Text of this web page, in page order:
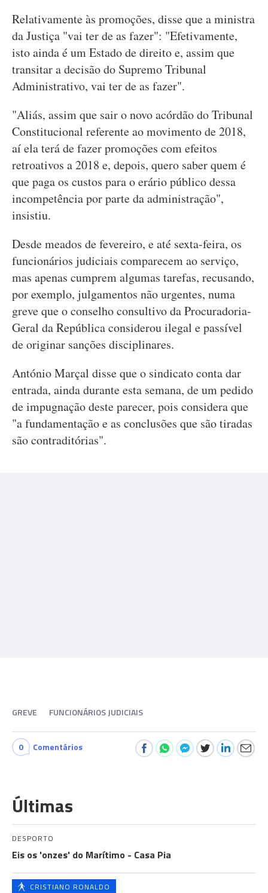
Relativamente às promoções, disse que a ministra
da Justiça "vai ter de as fazer": "Efetivamente,
isto ainda é um Estado de direito e, assim que
transitar a decisão do Supremo Tribunal
Administrativo, vai ter de as fazer".
"Aliás, assim que sair o novo acórdão do Tribunal
Constitucional referente ao movimento de 2018,
aí ela terá de fazer promoções com efeitos
retroativos a 2018 e, depois, quero saber quem é
que paga os custos para o erário público dessa
incompetência por parte da administração",
insistiu.
Desde meados de fevereiro, e até sexta-feira, os
funcionários judiciais comparecem ao serviço,
mas apenas cumprem algumas tarefas, recusando,
por exemplo, julgamentos não urgentes, numa
greve que o conselho consultivo da Procuradoria-
Geral da República considerou ilegal e passível
de originar sanções disciplinares.
António Marçal disse que o sindicato conta dar
entrada, ainda durante esta semana, de um pedido
de impugnação deste parecer, pois considera que
"a fundamentação e as conclusões que são tiradas
são contraditórias".
GREVE FUNCIONÁRIOS JUDICIAIS
0 Comentários
Últimas
DESPORTO
Eis os 'onzes' do Marítimo - Casa Pia
CRISTIANO RONALDO